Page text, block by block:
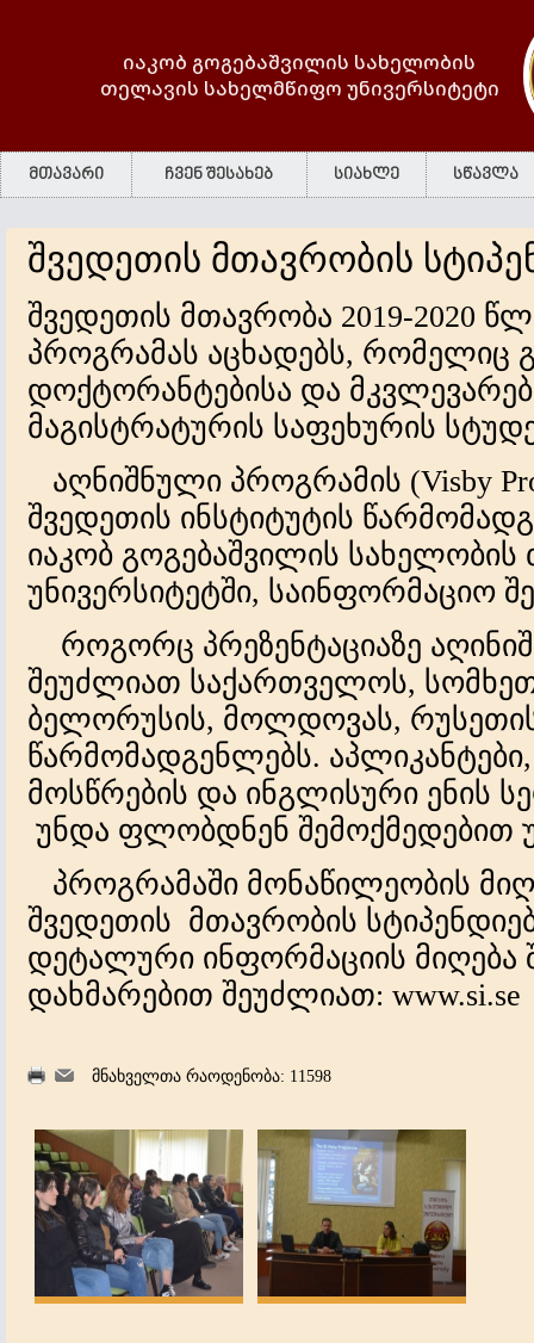
იაკობ გოგებაშვილის სახელობის
თელავის სახელმწიფო უნივერსიტეტი
მთავარი ჩვენ შესახებ სიახლე სწავლა
შვედეთის მთავრობის
შვედეთის მთავრობა 2019-2020
პროგრამას აცხადებს, რომელიც
დოქტორანტებისა და
მაგისტრატურის საფეხურის
აღნიშნული პროგრამის (Visby
შვედეთის ინსტიტუტის
იაკობ გოგებაშვილის
უნივერსიტეტში, საინფორმაციო
როგორც პრეზენტაციაზე
შეუძლიათ საქართველოს,
ბელორუსის, მოლდოვას,
წარმომადგენლებს.
მოსწრების და ინგლისური ენის
უნდა ფლობდნენ შემოქმედებით
პროგრამაში მონაწილეობის
შვედეთის მთავრობის
დეტალური ინფორმაციის მიღება
დახმარებით შეუძლიათ: www.si.se
მნახველთა რაოდენობა: 11598